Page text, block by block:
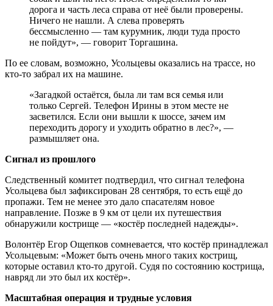
дорога и часть леса справа от неё были проверены.
Ничего не нашли. А слева проверять
бессмысленно — там курумник, люди туда просто
не пойдут», — говорит Торгашина.
По ее словам, возможно, Усольцевы оказались на трассе, но
кто-то забрал их на машине.
«Загадкой остаётся, была ли там вся семья или
только Сергей. Телефон Ирины в этом месте не
засветился. Если они вышли к шоссе, зачем им
переходить дорогу и уходить обратно в лес?», —
размышляет она.
Сигнал из прошлого
Следственный комитет подтвердил, что сигнал телефона
Усольцева был зафиксирован 28 сентября, то есть ещё до
пропажи. Тем не менее это дало спасателям новое
направление. Позже в 9 км от цели их путешествия
обнаружили кострище — «костёр последней надежды».
Волонтёр Егор Ощепков сомневается, что костёр принадлежал
Усольцевым: «Может быть очень много таких кострищ,
которые оставил кто-то другой. Судя по состоянию кострища,
навряд ли это был их костёр».
Масштабная операция и трудные условия